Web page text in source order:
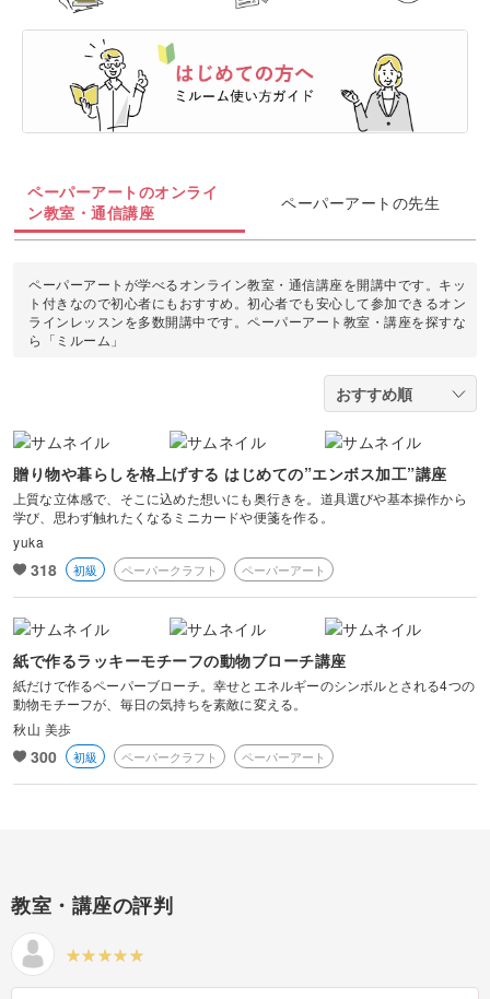
パンチニードル
クロスステッチ
オートクチュール刺繍
リボン刺繍
ビーズ刺繍
フランス刺繍
レース編み
クラフトバンド
あみぐるみ
布小物
ボールペンイラスト
アクリル絵の具
コピック
色鉛筆
デジタルイラスト
日本画
フェイクスイーツ
ミニチュアフード
ドール服
ドールハウス
ネイル検定
ネイルケア
ジェルネイル
プラバンアクセサリー
レジンアクセサリー
ワイヤーアクセサリー
ビーズアクセサリー
キャンドル
すべて
キャンドルホルダー
マーブルキャンドル
スイーツキャンドル
ソイキャンドル
ボタニカルキャンドル
韓国キャンドル
アロマキャンドル
サシェ
タリング
すべて
カリグラフィー
レタリング
絵付け・ペインティ
ング
すべて
トールペイント
書道・ペン字
すべて
筆文字
ペーパークラフト
ペーパーアート
ラッピング
折り紙
カルトナージュ
ハンドメイド
石鹸作り
カービング
つまみ細工
水引
レザークラフト
消しゴムはんこ
クラフト
ぬいぐるみ
すべて
多肉植物
占い
金継ぎ
フラワーアレンジメント
手帳・ノート
アロマ・ハーブ
パーソナルカラー
すべて
ダンス
ピラティス
ヨガ
クッキング
アイシングクッキー
パン
洋菓子
和菓子
料理
ビジネス
マネー
ブランディング
EC・集客
Webデザイン
すべて
ボケ・丸ボケ
構図
ポートレート
ペーパーアートのオンライ
ン教室・通信講座
ペーパーアートの先生
ペーパーアートが学べるオンライン教室・通信講座を開講中です。キッ
ト付きなので初心者にもおすすめ。初心者でも安心して参加できるオン
ラインレッスンを多数開講中です。ペーパーアート教室・講座を探すな
ら「ミルーム」
贈り物や暮らしを格上げする はじめての”エンボス加工”講座
上質な立体感で、そこに込めた想いにも奥行きを。道具選びや基本操作から
学び、思わず触れたくなるミニカードや便箋を作る。
yuka
318 初級 ペーパークラフト ペーパーアート
紙で作るラッキーモチーフの動物ブローチ講座
紙だけで作るペーパーブローチ。幸せとエネルギーのシンボルとされる4つの
動物モチーフが、毎日の気持ちを素敵に変える。
秋山 美歩
300 初級 ペーパークラフト ペーパーアート
教室・講座の評判